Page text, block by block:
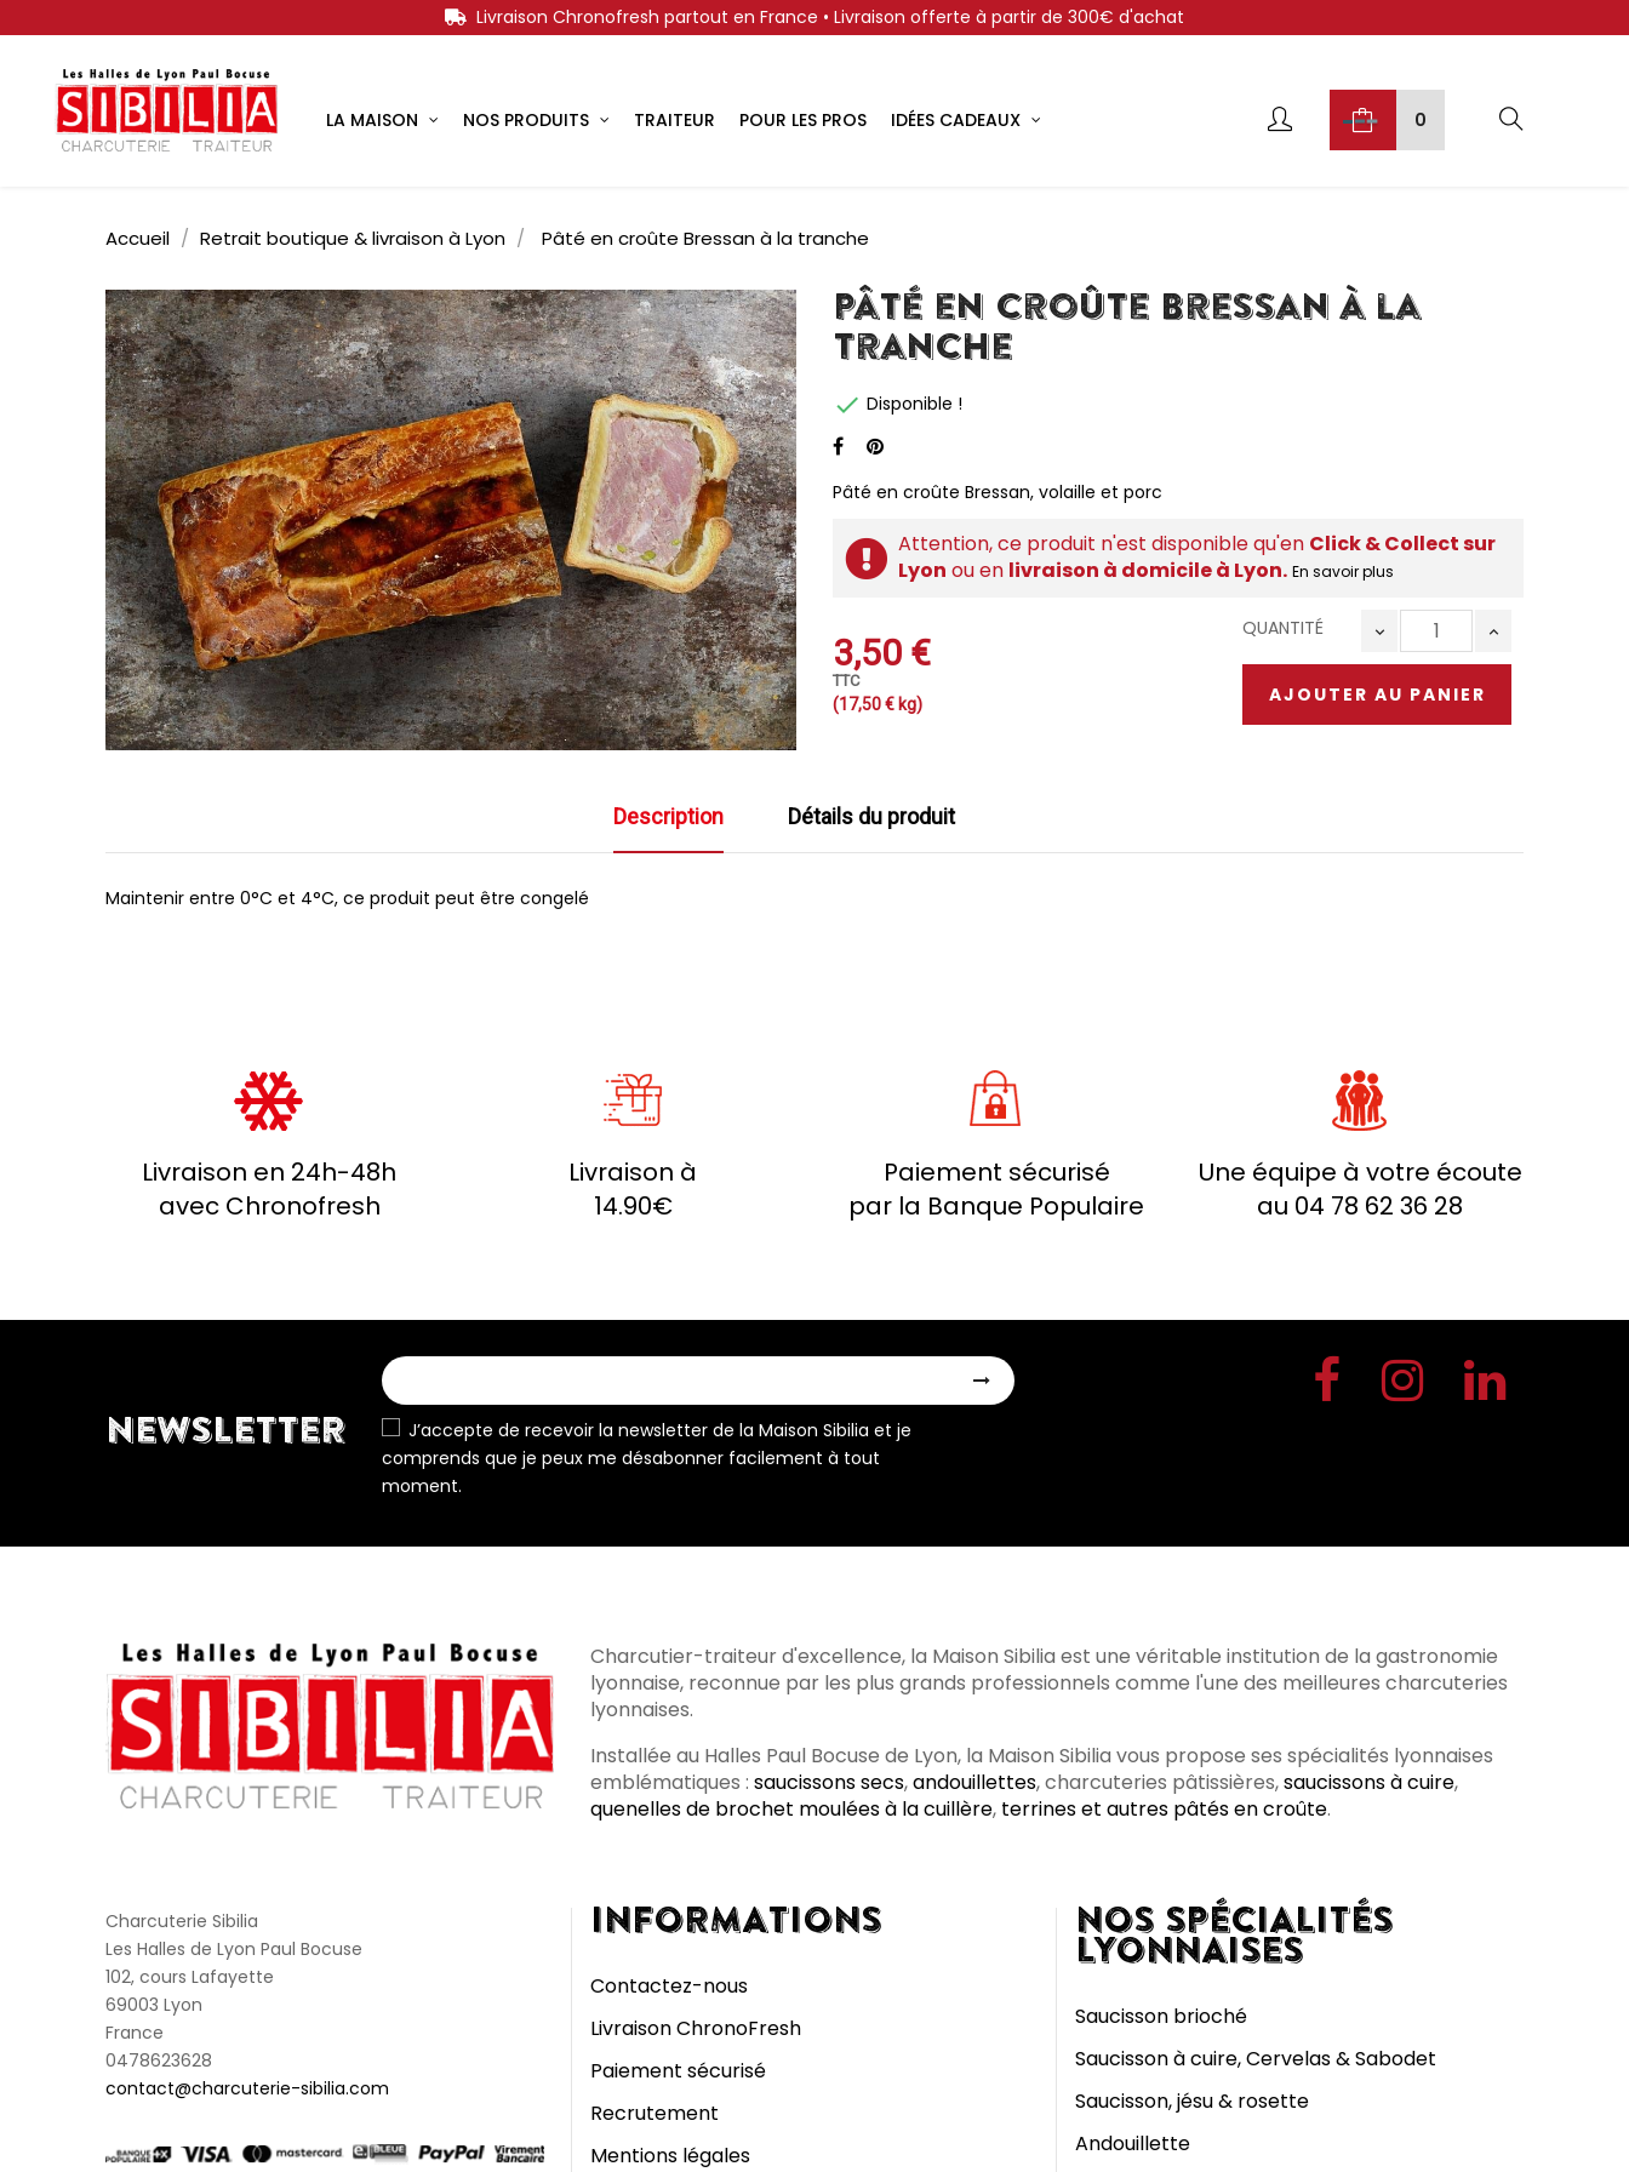
Livraison Chronofresh partout en France • Livraison offerte à partir de 300€ d'achat
LA MAISON NOS PRODUITS TRAITEUR POUR LES PROS IDÉES CADEAUX 0
Accueil Retrait boutique & livraison à Lyon Pâté en croûte Bressan à la tranche
Pâté en croûte Bressan à la
tranche
 Disponible !
Pâté en croûte Bressan, volaille et porc
Attention, ce produit n'est disponible qu'en Click & Collect sur
Lyon ou en livraison à domicile à Lyon. En savoir plus
3,50 €
TTC
(17,50 € kg)
QUANTITÉ
AJOUTER AU PANIER
Description Détails du produit
Maintenir entre 0°C et 4°C, ce produit peut être congelé
Livraison en 24h-48h
avec Chronofresh
Livraison à
14.90€
Paiement sécurisé
par la Banque Populaire
Une équipe à votre écoute
au 04 78 62 36 28
NEWSLETTER
J’accepte de recevoir la newsletter de la Maison Sibilia et je
comprends que je peux me désabonner facilement à tout
moment.
Charcutier-traiteur d'excellence, la Maison Sibilia est une véritable institution de la gastronomie
lyonnaise, reconnue par les plus grands professionnels comme l'une des meilleures charcuteries
lyonnaises.
Installée au Halles Paul Bocuse de Lyon, la Maison Sibilia vous propose ses spécialités lyonnaises
emblématiques : saucissons secs,andouillettes, charcuteries pâtissières,saucissons à cuire,
quenelles de brochet moulées à la cuillère, terrines et autres pâtés en croûte.
Charcuterie Sibilia
Les Halles de Lyon Paul Bocuse
102, cours Lafayette
69003 Lyon
France
0478623628
contact@charcuterie-sibilia.com
INFORMATIONS
Contactez-nous
Livraison ChronoFresh
Paiement sécurisé
Recrutement
Mentions légales
NOS SPÉCIALITÉS
LYONNAISES
Saucisson brioché
Saucisson à cuire, Cervelas & Sabodet
Saucisson, jésu & rosette
Andouillette